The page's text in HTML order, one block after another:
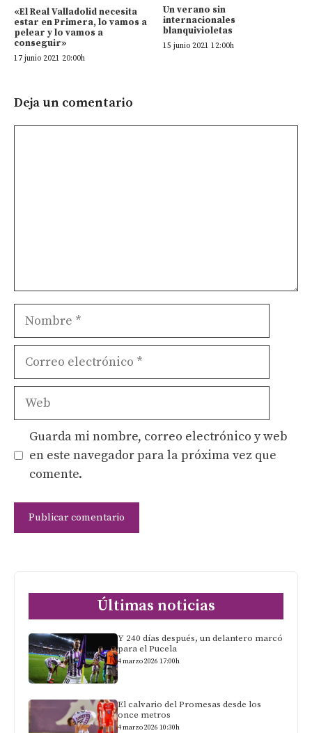
«El Real Valladolid necesita
estar en Primera, lo vamos a
pelear y lo vamos a
conseguir»
17 junio 2021 20:00h
Un verano sin
internacionales
blanquivioletas
15 junio 2021 12:00h
Deja un comentario
Nombre
Correo
Web
Guarda mi nombre, correo electrónico y web
en este navegador para la próxima vez que
comente.
Últimas noticias
Y 240 días después, un delantero marcó
para el Pucela
4 marzo 2026 17:00h
El calvario del Promesas desde los
once metros
4 marzo 2026 10:30h